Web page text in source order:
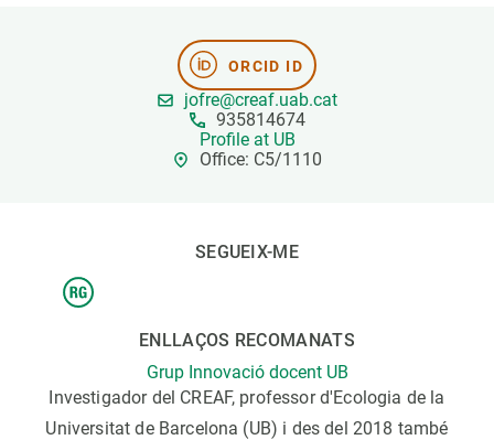
ORCID ID
jofre@creaf.uab.cat
935814674
Profile at UB
Office: C5/1110
SEGUEIX-ME
ENLLAÇOS RECOMANATS
Grup Innovació docent UB
Investigador del CREAF, professor d'Ecologia de la
Universitat de Barcelona (UB) i des del 2018 també